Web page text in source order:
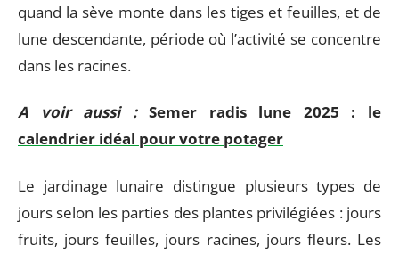
quand la sève monte dans les tiges et feuilles, et de
lune descendante, période où l’activité se concentre
dans les racines.
A voir aussi : Semer radis lune 2025 : le
calendrier idéal pour votre potager
Le jardinage lunaire distingue plusieurs types de
jours selon les parties des plantes privilégiées : jours
fruits, jours feuilles, jours racines, jours fleurs. Les